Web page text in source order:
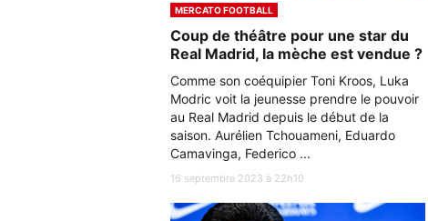
MERCATO FOOTBALL
Coup de théâtre pour une star du
Real Madrid, la mèche est vendue ?
Comme son coéquipier Toni Kroos, Luka
Modric voit la jeunesse prendre le pouvoir
au Real Madrid depuis le début de la
saison. Aurélien Tchouameni, Eduardo
Camavinga, Federico ...
16 septembre 2023 à 22h10